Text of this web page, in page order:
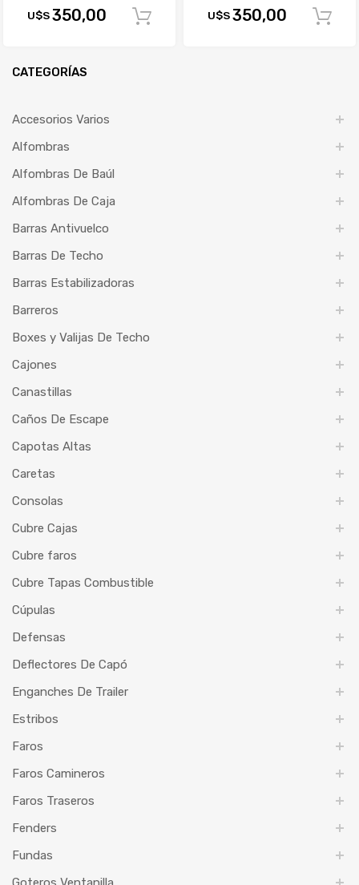
U$S350,00 Comprar
U$S350,00
CATEGORÍAS
Accesorios Varios
Alfombras
Alfombras De Baúl
Alfombras De Caja
Barras Antivuelco
Barras De Techo
Barras Estabilizadoras
Barreros
Boxes y Valijas De Techo
Cajones
Canastillas
Caños De Escape
Capotas Altas
Caretas
Consolas
Cubre Cajas
Cubre faros
Cubre Tapas Combustible
Cúpulas
Defensas
Deflectores De Capó
Enganches De Trailer
Estribos
Faros
Faros Camineros
Faros Traseros
Fenders
Fundas